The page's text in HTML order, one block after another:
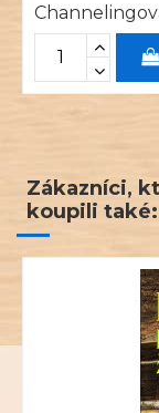
Zákazníci,
koupili také: